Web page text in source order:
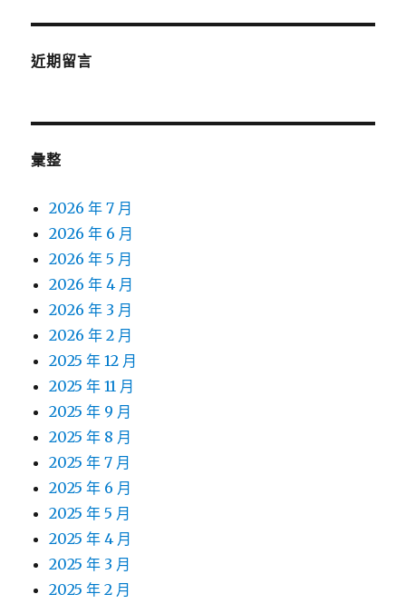
近期留言
彙整
2026 年 7 月
2026 年 6 月
2026 年 5 月
2026 年 4 月
2026 年 3 月
2026 年 2 月
2025 年 12 月
2025 年 11 月
2025 年 9 月
2025 年 8 月
2025 年 7 月
2025 年 6 月
2025 年 5 月
2025 年 4 月
2025 年 3 月
2025 年 2 月